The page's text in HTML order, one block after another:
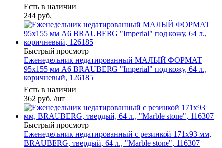
Есть в наличии
244 руб.
Быстрый просмотр
Еженедельник недатированный МАЛЫЙ ФОРМАТ
95х155 мм А6 BRAUBERG "Imperial" под кожу, 64 л.,
коричневый, 126185
Есть в наличии
362 руб. /шт
Быстрый просмотр
Еженедельник недатированный с резинкой 171х93 мм,
BRAUBERG, твердый, 64 л., "Marble stone", 116307